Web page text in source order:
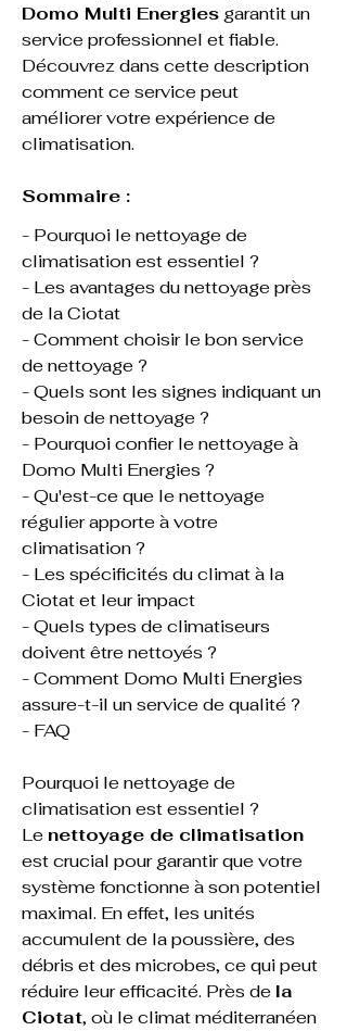
Domo Multi Energies garantit un
service professionnel et fiable.
Découvrez dans cette description
comment ce service peut
améliorer votre expérience de
climatisation.
Sommaire :
- Pourquoi le nettoyage de
climatisation est essentiel ?
- Les avantages du nettoyage près
de la Ciotat
- Comment choisir le bon service
de nettoyage ?
- Quels sont les signes indiquant un
besoin de nettoyage ?
- Pourquoi confier le nettoyage à
Domo Multi Energies ?
- Qu'est-ce que le nettoyage
régulier apporte à votre
climatisation ?
- Les spécificités du climat à la
Ciotat et leur impact
- Quels types de climatiseurs
doivent être nettoyés ?
- Comment Domo Multi Energies
assure-t-il un service de qualité ?
- FAQ
Pourquoi le nettoyage de
climatisation est essentiel ?
Le nettoyage de climatisation
est crucial pour garantir que votre
système fonctionne à son potentiel
maximal. En effet, les unités
accumulent de la poussière, des
débris et des microbes, ce qui peut
réduire leur efficacité. Près de la
Ciotat, où le climat méditerranéen